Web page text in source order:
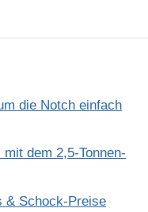
die Notch einfach
dem 2,5-Tonnen-
& Schock-Preise